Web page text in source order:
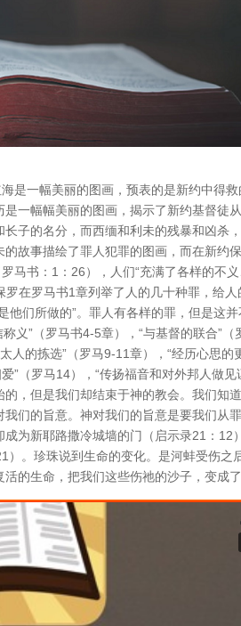
是一幅美丽的图画，预表的是新约中得
一幅幅美丽的图画，揭示了新约基督徒
子的名分，而西缅和利未的残暴和凶杀
故事描绘了罪人犯罪的图画，而在新约
马书：1：26），人们“充满了各样的不义
在罗马书1章列举了人的几十种罪，给
们所做的”。罪人有各样的罪，但是这并
义”（罗马书4-5章），“与基督的联合”（
人的拣选”（罗马9-11章），“经历心思的
”（罗马14），“传扬福音和对外邦人做见
，但是我们却结束于神的教会。我们知
们的旨意。神对我们的旨意是要我们从
为新耶路撒冷城墙的门（启示录21：12
。珍珠说到生命的变化。是河蚌受伤之
的生命，把我们这些伤祂的沙子，变成